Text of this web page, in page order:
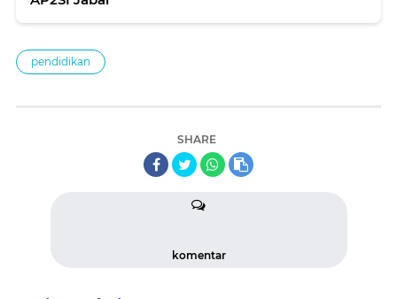
pendidikan
SHARE
komentar